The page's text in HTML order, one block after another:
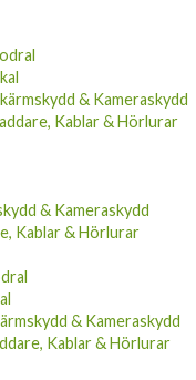
& Kameraskydd
Kablar & Hörlurar
& Kameraskydd
Kablar & Hörlurar
& Kameraskydd
Kablar & Hörlurar